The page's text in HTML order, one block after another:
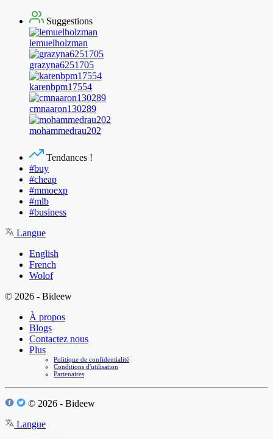
Suggestions
lemuelholzman
grazyna6251705
karenbpm17554
cmnaaron130289
mohammedrau202
Tendances !
#buy
#cheap
#mmoexp
#mlb
#business
Langue
English
French
Wolof
© 2026 - Bideew
À propos
Blogs
Contactez nous
Plus
Politique de confidentialité
Conditions d'utilisation
Partenaires
© 2026 - Bideew
Langue